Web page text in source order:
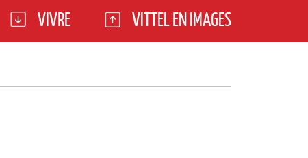
VIVRE VITTEL EN IMAGES